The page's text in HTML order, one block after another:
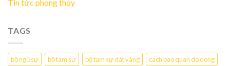
Tin tức phong thủy
TAGS
bộ ngũ sự bộ tam sự bộ tam sự dát vàng
cach bao quan do dong